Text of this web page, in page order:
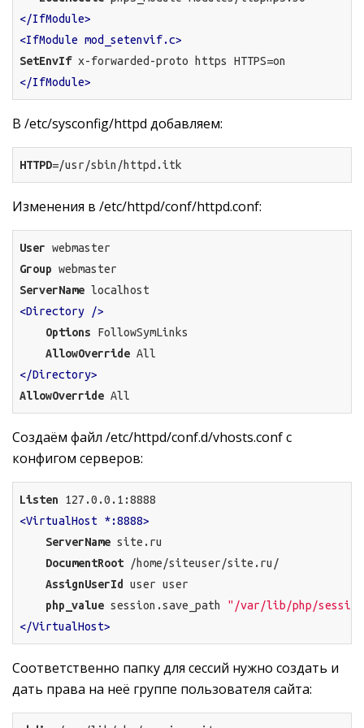
</IfModule>
<IfModule mod_setenvif.c>
SetEnvIf x-forwarded-proto https HTTPS=on
</IfModule>
В /etc/sysconfig/httpd добавляем:
HTTPD=/usr/sbin/httpd.itk
Изменения в /etc/httpd/conf/httpd.conf:
User
Group
ServerName
<Directory />
Options FollowSymLinks
AllowOverride All
</Directory>
AllowOverride All
Создаём файл /etc/httpd/conf.d/vhosts.conf с
конфигом серверов:
Listen
<VirtualHost *:8888>
ServerName site.ru
DocumentRoot /home/siteuser/site.ru/
AssignUserId
user user
php_value session.save_path "/var/lib/php/
</VirtualHost>
Соответственно папку для сессий нужно создать и
дать права на неё группе пользователя сайта: